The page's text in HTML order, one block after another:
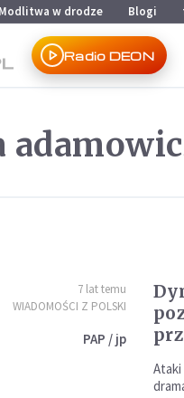
Modlitwa w drodze Blogi
Radio DEON
7 lat temu
WIADOMOŚCI Z POLSKI
PAP / jp
Ataki